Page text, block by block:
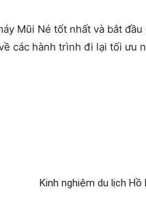
Mũi Né tốt nhất và bắt
các hành trình đi lại tối ưu
Kinh nghiệm du lịch Hồ